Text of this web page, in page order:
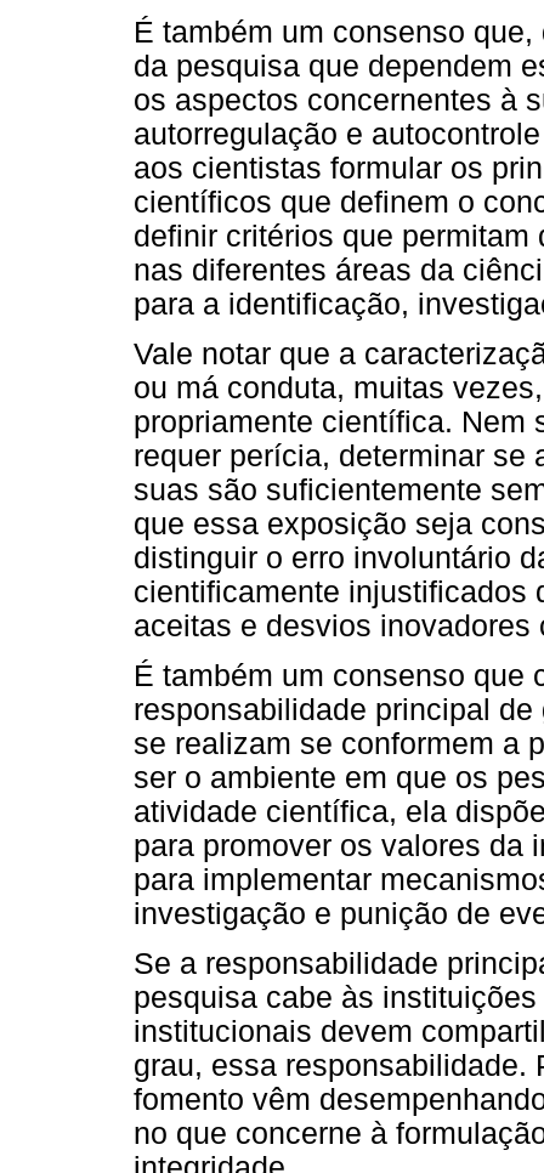
É também um consenso
da pesquisa que dependem
os aspectos concernentes à
autorregulação e
aos cientistas formular os
científicos que definem o
definir critérios que
nas diferentes áreas da
para a identificação,
Vale notar que a
ou má conduta, muitas
propriamente científica. Nem
requer perícia, determinar se
suas são suficientemente
que essa exposição seja
distinguir o erro involuntário
cientificamente injustificados
aceitas e desvios
É também um consenso que
responsabilidade principal
se realizam se conformem a
ser o ambiente em que os
atividade científica, ela
para promover os valores da
para implementar
investigação e punição de
Se a responsabilidade
pesquisa cabe às
institucionais devem
grau, essa responsabilidade.
fomento vêm
no que concerne à